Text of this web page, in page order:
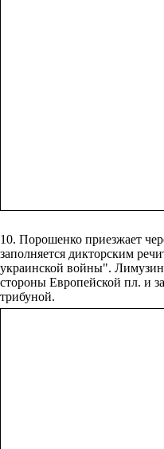
10. Порошенко приезжает
заполняется дикторским
украинской войны". Лимузин
стороны Европейской пл. и
трибуной.